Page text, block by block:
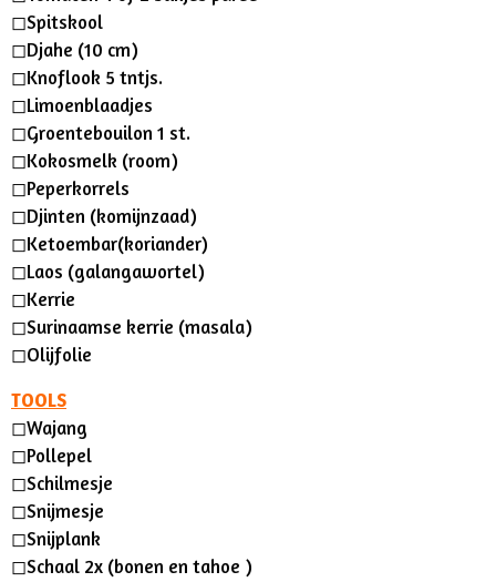
◻︎Spitskool
◻︎Djahe (10 cm)
◻︎Knoflook 5 tntjs.
◻︎Limoenblaadjes
◻︎Groentebouilon 1 st.
◻︎Kokosmelk (room)
◻︎Peperkorrels
◻︎Djinten (komijnzaad)
◻︎Ketoembar(koriander)
◻︎Laos (galangawortel)
◻︎Kerrie
◻︎Surinaamse kerrie (masala)
◻︎Olijfolie
TOOLS
◻︎Wajang
◻︎Pollepel
◻︎Schilmesje
◻︎Snijmesje
◻︎Snijplank
◻︎Schaal 2x (bonen en tahoe )